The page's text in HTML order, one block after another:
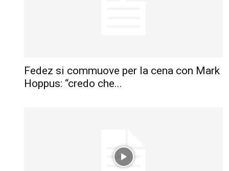
Fedez si commuove per la cena con Mark
Hoppus: “credo che...